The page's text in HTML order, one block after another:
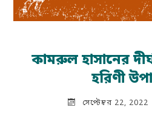
কামরুল হাসানের
হরিণী
সেপ্টেম্বর 22, 2022